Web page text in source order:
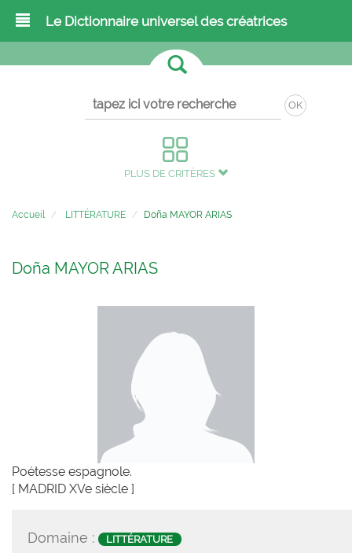
Le Dictionnaire universel des créatrices
OK
PLUS DE CRITÈRES
Accueil LITTÉRATURE Doña MAYOR ARIAS
Doña MAYOR ARIAS
Poétesse espagnole.
[ MADRID XVe siècle ]
Domaine : LITTÉRATURE